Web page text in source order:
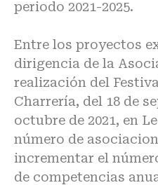
periodo 2021-2025.
Entre los proyectos
dirigencia de la
realización del
Charrería, del 18 de
octubre de 2021, en
número de
incrementar el
de competencias